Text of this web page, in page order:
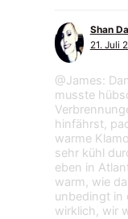
Shan
21. Juli
@James:
musste
hinfährst,
warme
sehr kühl
eben in
warm, wie
unbedingt in
wirklich, wir